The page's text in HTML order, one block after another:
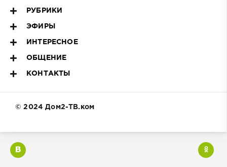
РУБРИКИ
ЭФИРЫ
ИНТЕРЕСНОЕ
ОБЩЕНИЕ
КОНТАКТЫ
© 2024 Дом2-ТВ.ком